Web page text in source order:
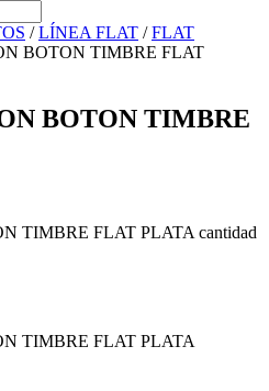
/LÍNEA FLAT /FLAT
BOTON TIMBRE FLAT
BOTON TIMBRE
TIMBRE FLAT PLATA cantidad
TIMBRE FLAT PLATA